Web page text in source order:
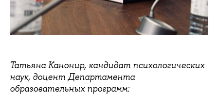
Татьяна Канонир, кандидат психологических
наук, доцент Департамента
образовательных программ: